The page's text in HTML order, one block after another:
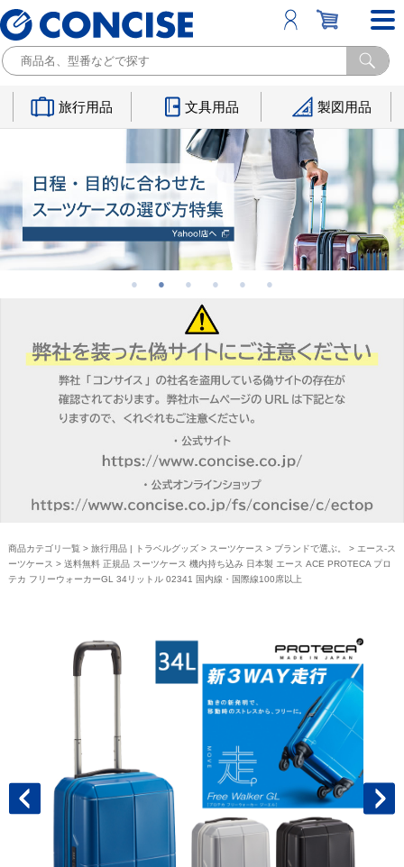
旅行用品 文具用品 製図用品
商品カテゴリ一覧 > 旅行用品 | トラベルグッズ> スーツケース > ブランドで選ぶ。 > エース-ス
ーツケース > 送料無料 正規品 スーツケース 機内持ち込み 日本製 エース ACE PROTECA プロ
テカ フリーウォーカーGL 34リットル 02341 国内線・国際線100席以上